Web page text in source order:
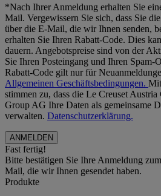
*Nach Ihrer Anmeldung erhalten Sie
Mail. Vergewissern Sie sich, dass Sie
über die E-Mail, die wir Ihnen senden,
erhalten Sie Ihren Rabatt-Code. Dies
dauern. Angebotspreise sind von der
Sie Ihren Posteingang und Ihren Spam-
Rabatt-Code gilt nur für
Allgemeinen Geschäftsbedingungen.
stimmen zu, dass die Le Creuset
Group AG Ihre Daten als gemeinsame
verwalten. Datenschutzerklärung.
Fast fertig!
Bitte bestätigen Sie Ihre Anmeldung
Mail, die wir Ihnen gesendet haben.
Produkte